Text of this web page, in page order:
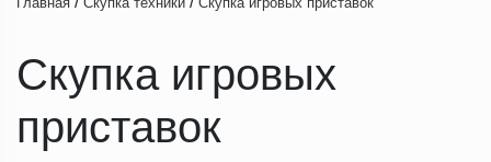
Скупка игровых
приставок